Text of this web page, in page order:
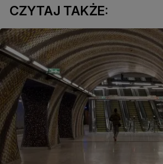
CZYTAJ TAKŻE: